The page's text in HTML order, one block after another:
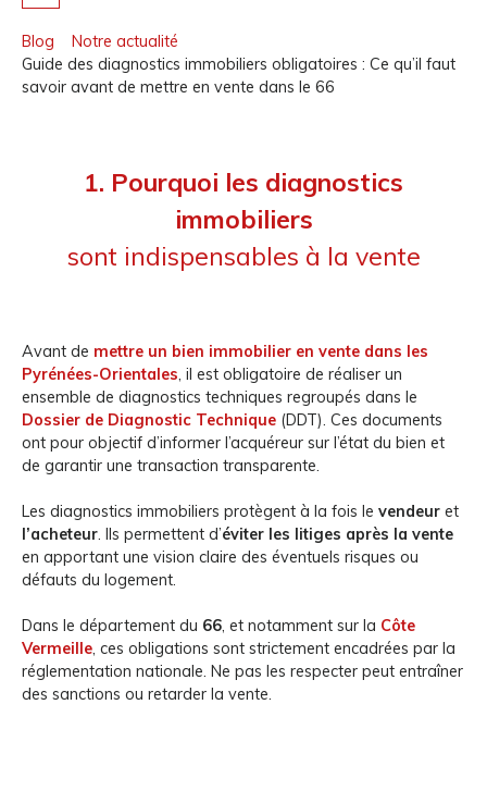
Blog
Notre actualité
Guide des diagnostics immobiliers obligatoires : Ce qu’il faut
savoir avant de mettre en vente dans le 66
1. Pourquoi les diagnostics
immobiliers
sont indispensables à la vente
Avant de mettre un bien immobilier en vente dans les
Pyrénées-Orientales, il est obligatoire de réaliser un
ensemble de diagnostics techniques regroupés dans le
Dossier de Diagnostic Technique (DDT). Ces documents
ont pour objectif d’informer l’acquéreur sur l’état du bien et
de garantir une transaction transparente.
Les diagnostics immobiliers protègent à la fois le vendeur et
l’acheteur. Ils permettent d’éviter les litiges après la vente
en apportant une vision claire des éventuels risques ou
défauts du logement.
Dans le département du 66, et notamment sur la Côte
Vermeille, ces obligations sont strictement encadrées par la
réglementation nationale. Ne pas les respecter peut entraîner
des sanctions ou retarder la vente.